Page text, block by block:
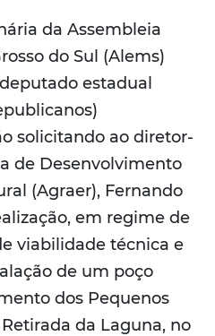
da Assembleia
do Sul (Alems)
estadual
solicitando ao diretor-
de Desenvolvimento
(Agraer), Fernando
em regime de
viabilidade técnica e
de um poço
dos Pequenos
da Laguna, no